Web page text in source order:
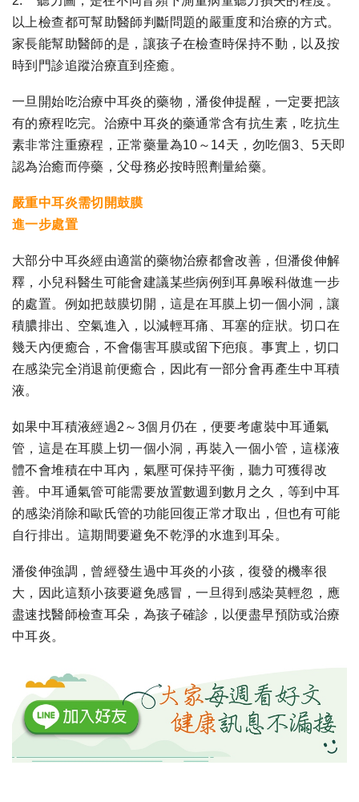
以上檢查都可幫助醫師判斷問題的嚴重度和治療的方式。
家長能幫助醫師的是，讓孩子在檢查時保持不動，以及按
時到門診追蹤治療直到痊癒。
一旦開始吃治療中耳炎的藥物，潘俊伸提醒，一定要把該
有的療程吃完。治療中耳炎的藥通常含有抗生素，吃抗生
素非常注重療程，正常藥量為10～14天，勿吃個3、5天即
認為治癒而停藥，父母務必按時照劑量給藥。
嚴重中耳炎需切開鼓膜
進一步處置
大部分中耳炎經由適當的藥物治療都會改善，但潘俊伸解
釋，小兒科醫生可能會建議某些病例到耳鼻喉科做進一步
的處置。例如把鼓膜切開，這是在耳膜上切一個小洞，讓
積膿排出、空氣進入，以減輕耳痛、耳塞的症狀。切口在
幾天內便癒合，不會傷害耳膜或留下疤痕。事實上，切口
在感染完全消退前便癒合，因此有一部分會再產生中耳積
液。
如果中耳積液經過2～3個月仍在，便要考慮裝中耳通氣
管，這是在耳膜上切一個小洞，再裝入一個小管，這樣液
體不會堆積在中耳內，氣壓可保持平衡，聽力可獲得改
善。中耳通氣管可能需要放置數週到數月之久，等到中耳
的感染消除和歐氏管的功能回復正常才取出，但也有可能
自行排出。這期間要避免不乾淨的水進到耳朵。
潘俊伸強調，曾經發生過中耳炎的小孩，復發的機率很
大，因此這類小孩要避免感冒，一旦得到感染莫輕忽，應
盡速找醫師檢查耳朵，為孩子確診，以便盡早預防或治療
中耳炎。